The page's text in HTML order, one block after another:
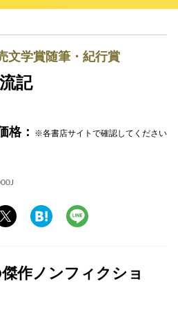
文学賞随筆・紀行賞
記
格： ※各書店サイトで確認してください
作ノンフィクショ